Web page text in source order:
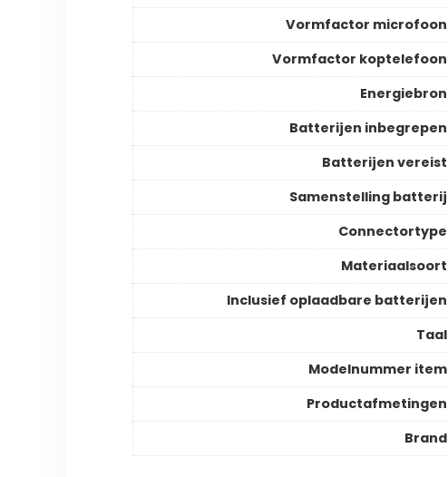
Vormfactor microfoon
Vormfactor koptelefoon
Energiebron
Batterijen inbegrepen
Batterijen vereist
Samenstelling batterij
Connectortype
Materiaalsoort
Inclusief oplaadbare batterijen
Taal
Modelnummer item
Productafmetingen
Brand